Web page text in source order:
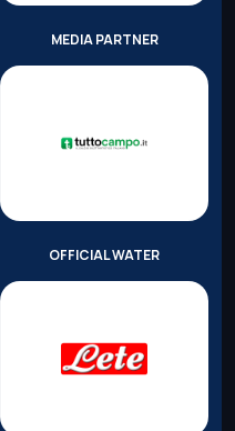
MEDIA PARTNER
OFFICIAL WATER